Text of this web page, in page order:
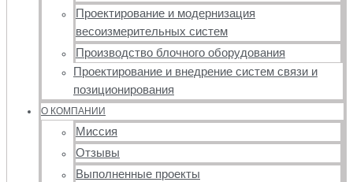
Проектирование и модернизация
весоизмерительных систем
Производство блочного оборудования
Проектирование и внедрение систем связи и
позиционирования
О КОМПАНИИ
Миссия
Отзывы
Выполненные проекты